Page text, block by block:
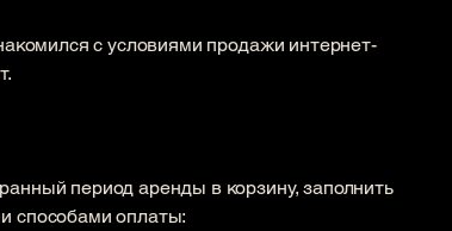
с условиями продажи интернет-
период аренды в корзину, заполнить
способами оплаты: